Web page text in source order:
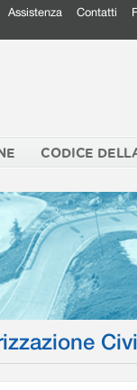
Assistenza Contatti
CODICE